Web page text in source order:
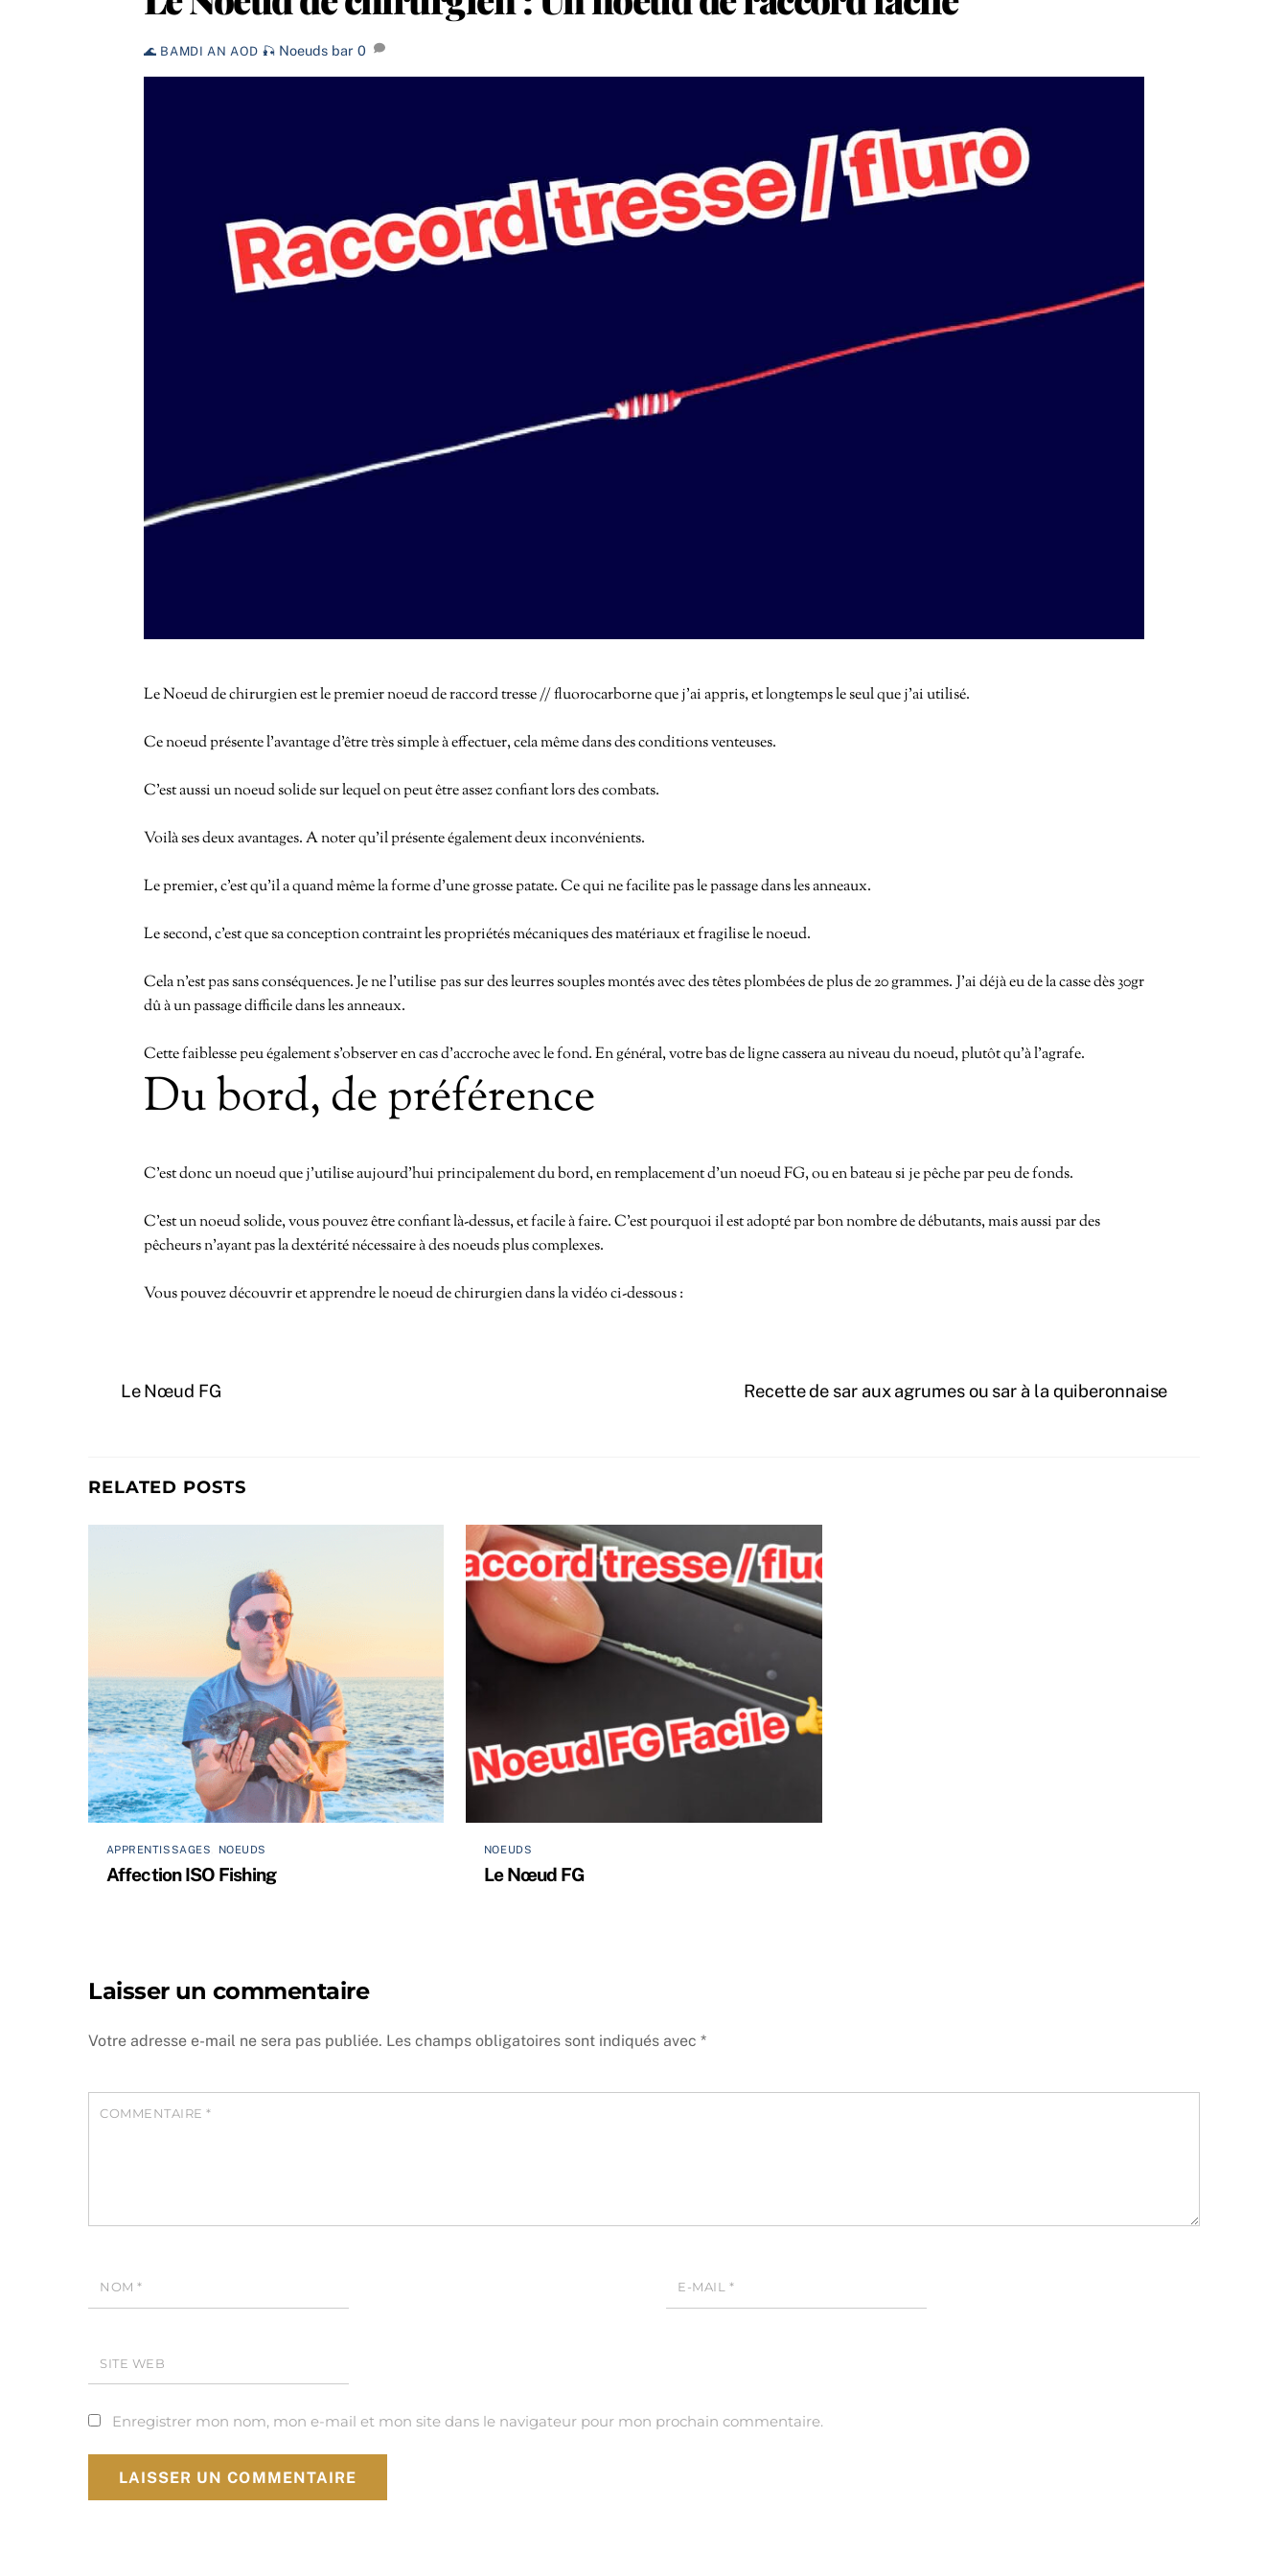
🌊 BAMDI AN AOD 🎣 Noeuds bar 0
Le Noeud de chirurgien est le premier noeud de raccord tresse // fluorocarborne que j’ai appris, et longtemps le seul que j’ai utilisé.
Cenoeud présente l’avantage d’être très simple à effectuer, cela même dans des conditions venteuses.
C’est aussi un noeud solide sur lequel on peut être assez confiant lors des combats.
Voilà ses deux avantages. A noter qu’il présente également deux inconvénients.
Le premier, c’est qu’il a quand même la forme d’une grosse patate. Ce qui ne facilite pas le passage dans les anneaux.
Le second, c’est que sa conception contraint les propriétés mécaniques des matériaux et fragilise le noeud.
Cela n’est pas sans conséquences. Je ne l’utilise pas sur des leurres souples montés avec des têtes plombées de plus de 20 grammes. J’ai déjà eu de la casse dès 30gr
dû à un passage difficile dans les anneaux.
Cette faiblesse peu également s’observer en cas d’accroche avec le fond. En général, votre bas de ligne cassera au niveau du noeud, plutôt qu’à l’agrafe.
Du bord, de préférence
C’est donc un noeud que j’utilise aujourd’hui principalement du bord, en remplacement d’un noeud FG, ou en bateau si je pêche par peu de fonds.
C’est un noeud solide, vous pouvez être confiant là-dessus, et facile à faire. C’est pourquoi il est adopté par bon nombre de débutants, mais aussi par des
pêcheurs n’ayant pas la dextérité nécessaire à des noeuds plus complexes.
Vous pouvez découvrir et apprendre le noeud de chirurgien dans la vidéo ci-dessous :
Le Nœud FG Recette de sar aux agrumes ou sar à la quiberonnaise
RELATED POSTS
APPRENTISSAGES NOEUDS
Affection ISO Fishing
NOEUDS
Le Nœud FG
Laisser un commentaire
Votre adresse e-mail ne sera pas publiée. Les champs obligatoires sont indiqués avec *
COMMENTAIRE*
NOM* E-MAIL *
SITE WEB
Enregistrer mon nom, mon e-mail et mon site dans le navigateur pour mon prochain commentaire.